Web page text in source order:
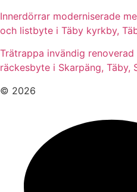
Innerdörrar moderniserade
och listbyte i Täby kyrkby,
Trätrappa invändig
räckesbyte i Skarpäng, Täby,
© 2026